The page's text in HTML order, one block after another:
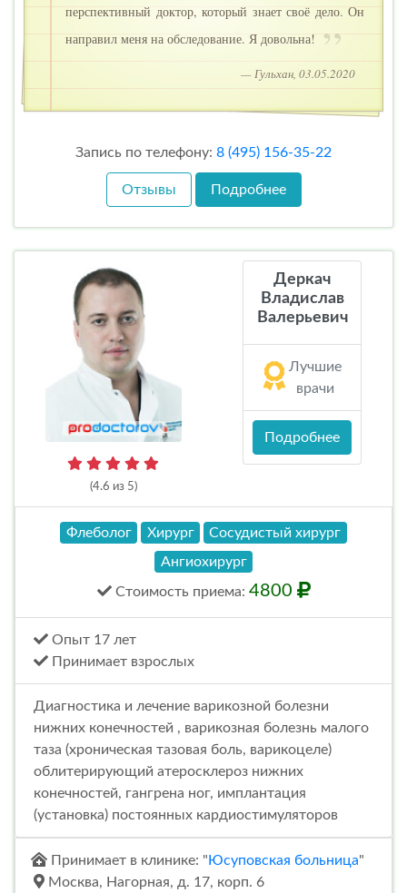
перспективный доктор, который знает своё дело. Он
направил меня на обследование. Я довольна!
— Гульхан, 03.05.2020
Запись по телефону: 8 (495) 156-35-22
Отзывы Подробнее
(4.6 из 5)
Деркач
Владислав
Валерьевич
Лучшие
врачи
Подробнее
Флеболог Хирург
Сосудистый хирург
Ангиохирург
Стоимость приема: 4800
Опыт 17 лет
Принимает взрослых
Диагностика и лечение варикозной болезни
нижних конечностей , варикозная болезнь малого
таза (хроническая тазовая боль, варикоцеле)
облитерирующий атеросклероз нижних
конечностей, гангрена ног, имплантация
(установка) постоянных кардиостимуляторов
Принимает в клинике: "Юсуповская больница"
Москва, Нагорная, д. 17, корп. 6